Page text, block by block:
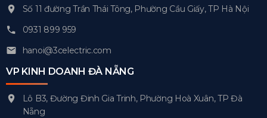
Số 11 đường Trần Thái Tông, Phường Cầu Giấy, TP Hà Nội
0931 899 959
hanoi@3celectric.com
VP KINH DOANH ĐÀ NẴNG
Lô B3, Đường Đinh Gia Trinh, Phường Hoà Xuân, TP Đà
Nẵng